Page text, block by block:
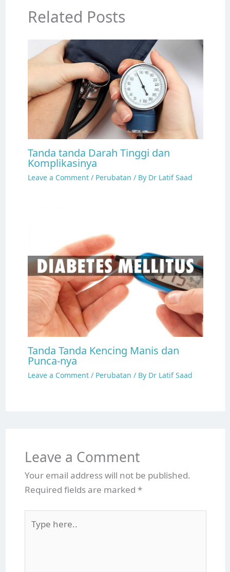
Related Posts
Tanda tanda Darah Tinggi dan
Komplikasinya
Leave a Comment / Perubatan / By Dr Latif Saad
Tanda Tanda Kencing Manis dan
Punca-nya
Leave a Comment / Perubatan / By Dr Latif Saad
Leave a Comment
Your email address will not be published.
Required fields are marked *
here..